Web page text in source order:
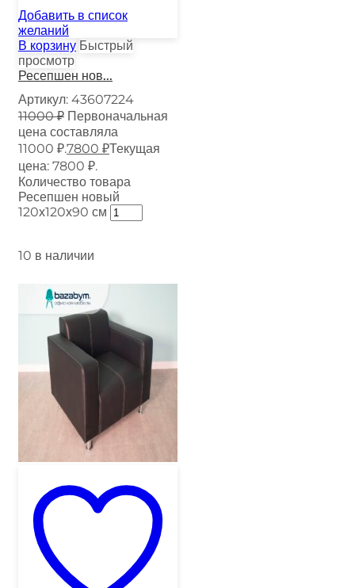
Добавить в список
желаний
В корзину Быстрый
просмотр
Ресепшен нов...
Артикул: 43607224
11000₽ Первоначальная
цена составляла
11000 ₽.7800 ₽Текущая
цена: 7800 ₽.
Количество товара
Ресепшен новый
120х120х90 см
10 в наличии